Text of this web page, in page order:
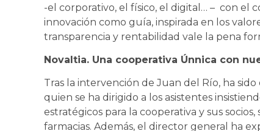
-el corporativo, el físico, el digital… – con el
innovación como guía, inspirada en los
transparencia y rentabilidad vale la pena
Novaltia. Una cooperativa Únnica con
Tras la intervención de Juan del Río, ha
quien se ha dirigido a los asistentes
estratégicos para la cooperativa y sus
farmacias. Además, el director general ha